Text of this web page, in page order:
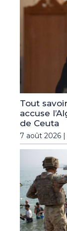
Tout
accuse
de Ceuta
7 août 2026 |